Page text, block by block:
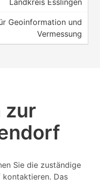
Landkreis Esslingen
Geoinformation und
Vermessung
zur
Sie die zuständige
Das